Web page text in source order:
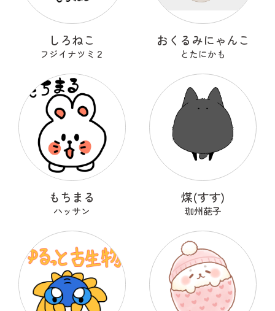
しろねこ
フジイナツミ２
おくるみにゃんこ
とたにかも
もちまる
ハッサン
煤(すす)
珈州葩子